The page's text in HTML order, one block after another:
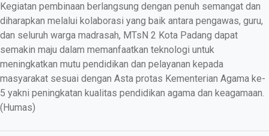
Kegiatan pembinaan berlangsung dengan penuh semangat dan
diharapkan melalui kolaborasi yang baik antara pengawas, guru,
dan seluruh warga madrasah, MTsN 2 Kota Padang dapat
semakin maju dalam memanfaatkan teknologi untuk
meningkatkan mutu pendidikan dan pelayanan kepada
masyarakat sesuai dengan Asta protas Kementerian Agama ke-
5 yakni peningkatan kualitas pendidikan agama dan keagamaan.
(Humas)